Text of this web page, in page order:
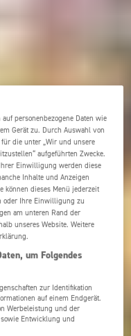
personenbezogene Daten wie
Gerät zu. Durch Auswahl von
die unter „Wir und unsere
aufgeführten Zwecke.
Einwilligung werden diese
Inhalte und Anzeigen
können dieses Menü jederzeit
oder Ihre Einwilligung zu
am unteren Rand der
unseres Website. Weitere
um Folgendes
zur Identifikation
auf einem Endgerät.
Werbeleistung und der
Entwicklung und